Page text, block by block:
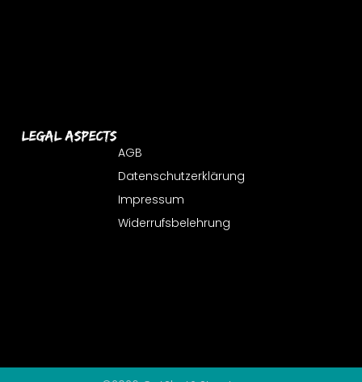
Legal Aspects
AGB
Datenschutzerklärung
Impressum
Widerrufsbelehrung